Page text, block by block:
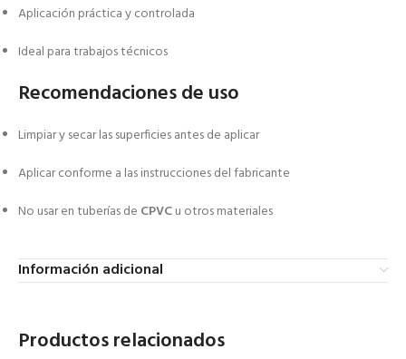
Aplicación práctica y controlada
Ideal para trabajos técnicos
Recomendaciones de uso
Limpiar y secar las superficies antes de aplicar
Aplicar conforme a las instrucciones del fabricante
No usar en tuberías de CPVCu otros materiales
Información adicional
Productos relacionados